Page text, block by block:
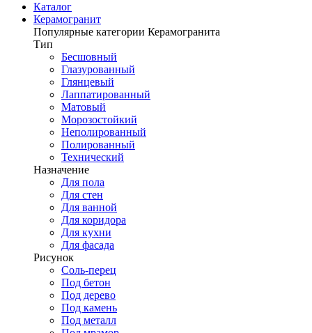
Каталог
Керамогранит
Популярные категории Керамогранита
Тип
Бесшовный
Глазурованный
Глянцевый
Лаппатированный
Матовый
Морозостойкий
Неполированный
Полированный
Технический
Назначение
Для пола
Для стен
Для ванной
Для коридора
Для кухни
Для фасада
Рисунок
Соль-перец
Под бетон
Под дерево
Под камень
Под металл